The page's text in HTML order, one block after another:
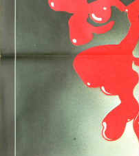
Vendre